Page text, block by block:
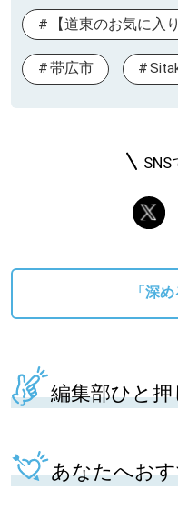
【道東のお気に入
帯広市
「深
編集部ひと押
あなたへお